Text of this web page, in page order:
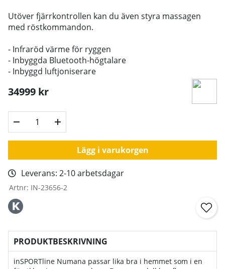
Utöver fjärrkontrollen kan du även styra massagen
med röstkommandon.
- Infraröd värme för ryggen
- Inbyggda Bluetooth-högtalare
- Inbyggd luftjoniserare
34999 kr
Lägg i varukorgen
Leverans: 2-10 arbetsdagar
Artnr: IN-23656-2
PRODUKTBESKRIVNING
inSPORTline Numana passar lika bra i hemmet som i en